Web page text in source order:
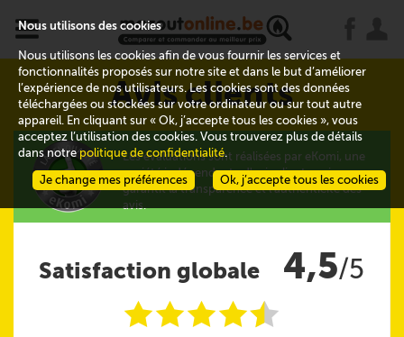
x
Avis clients
Les évaluations sont réalisées par eKomi, une
société indépendante d'avis clients qui
garantit la transparence et l'authenticité des
avis.
Satisfaction globale 4,5/5
iiiii
@
Nous utilisons des cookies
Nous utilisons les cookies afin de vous fournir les services et
fonctionnalités proposés sur notre site et dans le but d’améliorer
l’expérience de nos utilisateurs. Les cookies sont des données
téléchargées ou stockées sur votre ordinateur ou sur tout autre
appareil. En cliquant sur « Ok, j’accepte tous les cookies », vous
acceptez l’utilisation des cookies. Vous trouverez plus de détails
dans notrepolitique de confidentialité.
Ok, j’accepte tous les cookies
Je change mes préférences